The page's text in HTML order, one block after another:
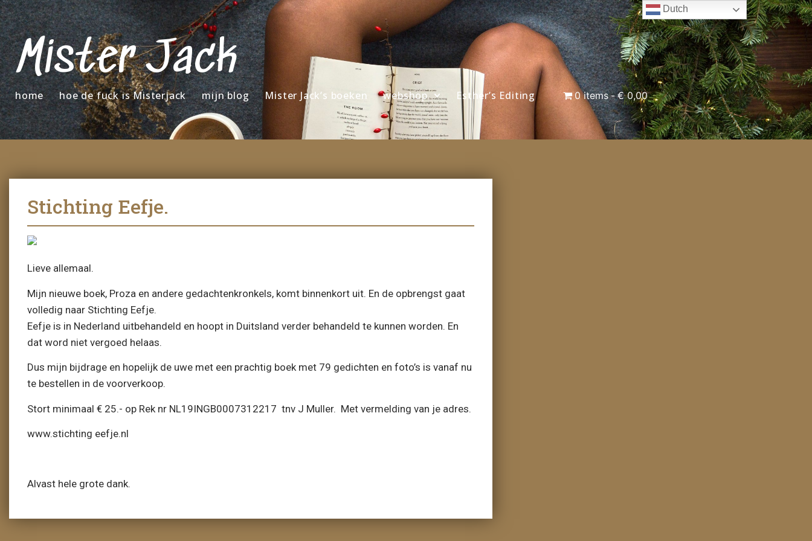
Mister Jack
home hoe de fuck is Misterjack mijn blog Mister Jack’s boeken webshop Esther’s Editing 0 items € 0,00
Stichting Eefje.
Lieve allemaal.
Mijn nieuwe boek, Proza en andere gedachtenkronkels, komt binnenkort uit. En de opbrengst gaat
volledig naar Stichting Eefje.
Eefje is in Nederland uitbehandeld en hoopt in Duitsland verder behandeld te kunnen worden. En
dat word niet vergoed helaas.
Dus mijn bijdrage en hopelijk de uwe met een prachtig boek met 79 gedichten en foto’s is vanaf nu
te bestellen in de voorverkoop.
Stort minimaal € 25.- op Rek nr NL19INGB0007312217 tnv J Muller. Met vermelding van je adres.
www.stichting eefje.nl
Alvast hele grote dank.
Dutch